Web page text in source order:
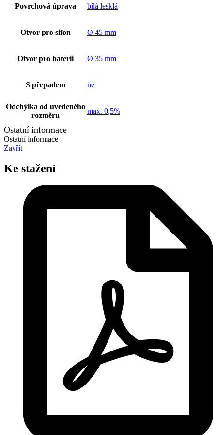
Povrchová úprava bílá lesklá
Otvor pro sifon Ø 45 mm
Otvor pro baterii Ø 35 mm
S přepadem ne
Odchýlka od uvedeného
rozměru
max. 0,5%
Ostatní informace
Ostatní informace
Zavřít
Ke stažení